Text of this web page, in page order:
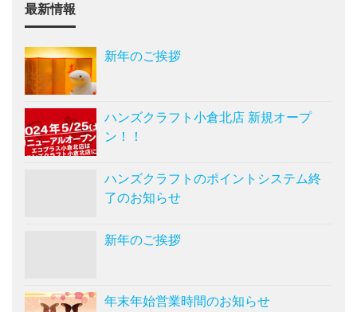
最新情報
新年のご挨拶
ハンズクラフト小倉北店 新規オープ
ン！！
ハンズクラフトのポイントシステム終
了のお知らせ
新年のご挨拶
年末年始営業時間のお知らせ